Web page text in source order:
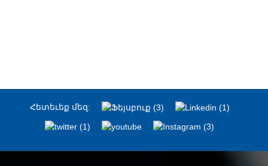
Հետեւեք մեզ: